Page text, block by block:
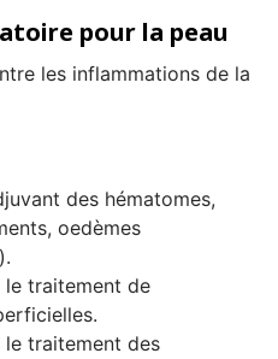
pour la peau
les inflammations de la
des hématomes,
oedèmes
le traitement de
traitement des